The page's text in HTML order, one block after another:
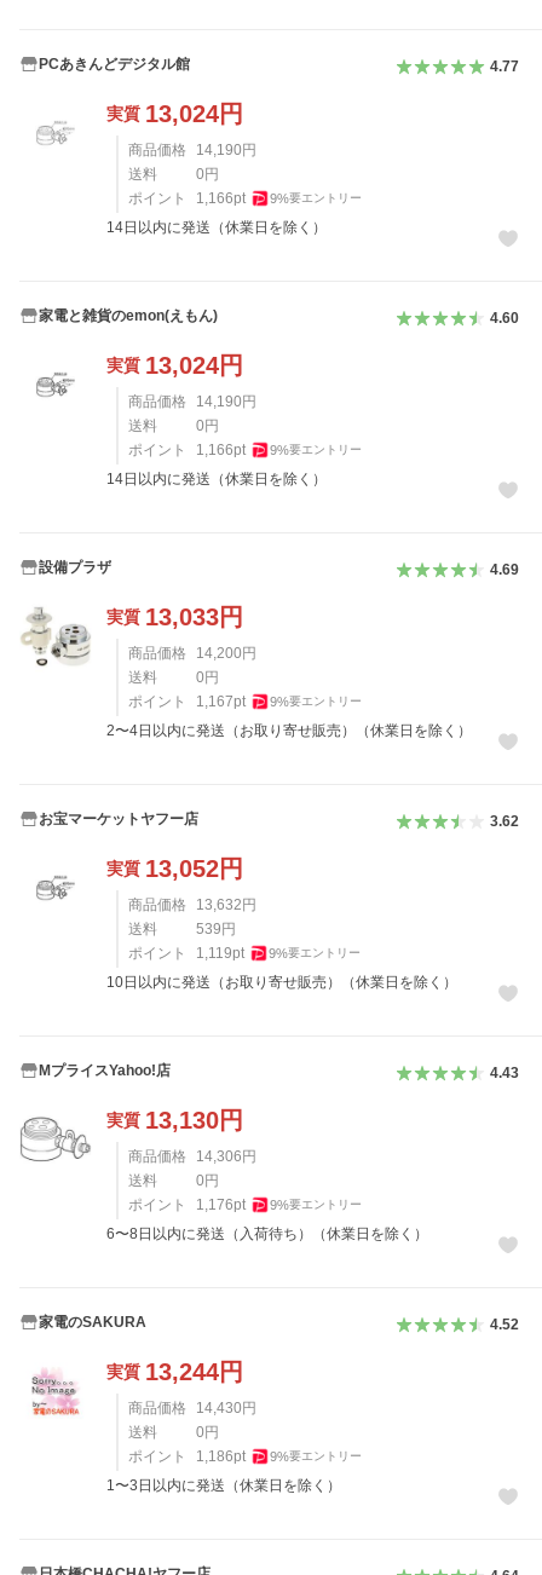
PCあきんどデジタル館 4.77
実質 13,024円
商品価格 14,190 円
送料
0 円
ポイント
1,166pt 9%要エントリー
14日以内に発送（休業日を除く）
家電と雑貨のemon(えもん) 4.60
実質 13,024円
商品価格 14,190 円
送料
0 円
ポイント
1,166pt 9%要エントリー
14日以内に発送（休業日を除く）
設備プラザ 4.69
実質 13,033円
商品価格 14,200 円
送料
0 円
ポイント
1,167pt 9%要エントリー
2〜4日以内に発送（お取り寄せ販売）（休業日を除く）
お宝マーケットヤフー店 3.62
実質 13,052円
商品価格 13,632 円
送料
539 円
ポイント
1,119pt 9%要エントリー
10日以内に発送（お取り寄せ販売）（休業日を除く）
MプライスYahoo!店 4.43
実質 13,130円
商品価格 14,306 円
送料
0 円
ポイント
1,176pt 9%要エントリー
6〜8日以内に発送（入荷待ち）（休業日を除く）
家電のSAKURA 4.52
実質 13,244円
商品価格 14,430 円
送料
0 円
ポイント
1,186pt 9%要エントリー
1〜3日以内に発送（休業日を除く）